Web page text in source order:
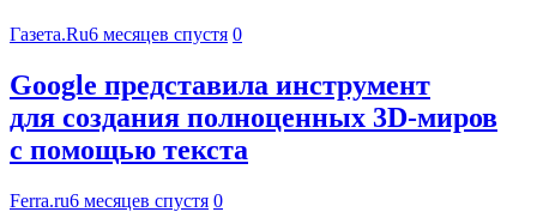
Газета.Ru6 месяцев спустя 0
Google представила инструмент
для создания полноценных 3D-миров
с помощью текста
Ferra.ru6 месяцев спустя 0